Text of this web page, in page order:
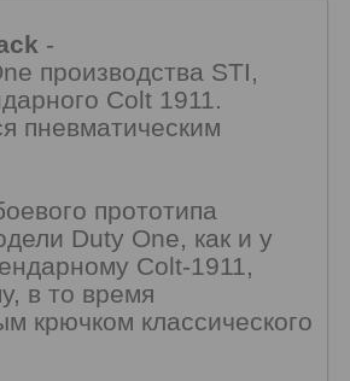
-
производства STI,
Colt 1911.
пневматическим
прототипа
Duty One, как и у
Colt-1911,
в то время
крючком классического